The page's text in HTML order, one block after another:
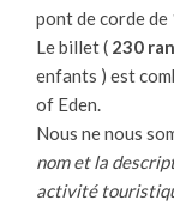
pont de corde de
Le billet ( 230
enfants ) est
of Eden.
Nous ne nous
nom et la
activité